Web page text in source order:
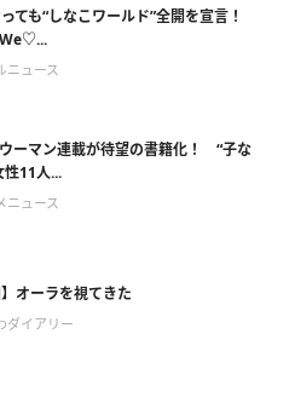
ても“しなこワールド”全開を宣言！
ニュース
ーマン連載が待望の書籍化！ “子な
性11人...
ニュース
】オーラを視てきた
ダイアリー